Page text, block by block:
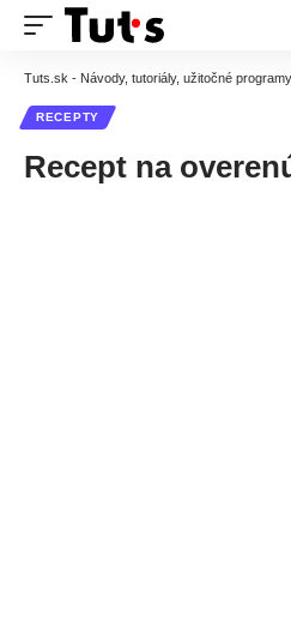
Tuts.sk - Návody, tutoriály, užitočné programy
RECEPTY
Recept na